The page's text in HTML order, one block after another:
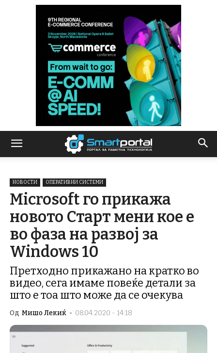
НОВОСТИ ОПЕРАТИВНИ СИСТЕМИ
Microsoft го прикажа
новото Старт мени кое е
во фаза на развој за
Windows 10
Претходно прикажано на кратко во
видео, сега имаме повеќе детали за
што е тоа што може да се очекува
Од Мишо Лекиќ - 08.04.2020 - 14:18